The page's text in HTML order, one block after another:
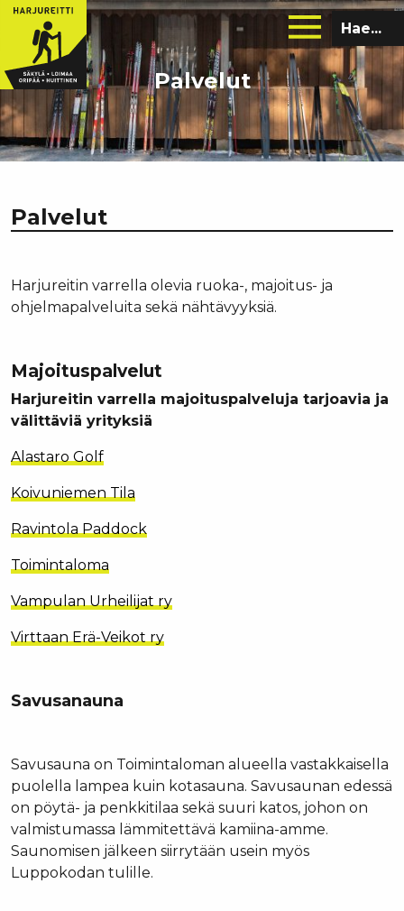
Palvelut
Hae
sivustolta:
Palvelut
Harjureitin varrella olevia ruoka-, majoitus- ja
ohjelmapalveluita sekä nähtävyyksiä.
Majoituspalvelut
Harjureitin varrella majoituspalveluja tarjoavia ja
välittäviä yrityksiä
Alastaro Golf
Koivuniemen Tila
Ravintola Paddock
Toimintaloma
Vampulan Urheilijat ry
Virttaan Erä-Veikot ry
Savusanauna
Savusauna on Toimintaloman alueella vastakkaisella
puolella lampea kuin kotasauna. Savusaunan edessä
on pöytä- ja penkkitilaa sekä suuri katos, johon on
valmistumassa lämmitettävä kamiina-amme.
Saunomisen jälkeen siirrytään usein myös
Luppokodan tulille.